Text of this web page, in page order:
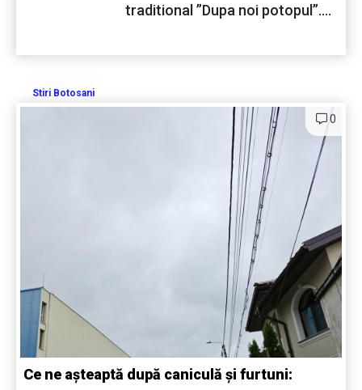
traditional ”Dupa noi potopul”....
Stiri Botosani
0
Ce ne așteaptă după caniculă și furtuni: